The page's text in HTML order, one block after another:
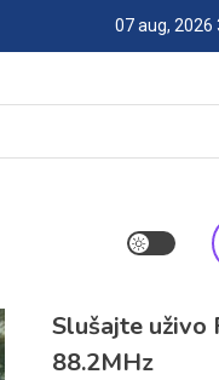
07 aug, 2026
Slušajte uživo
88.2MHz